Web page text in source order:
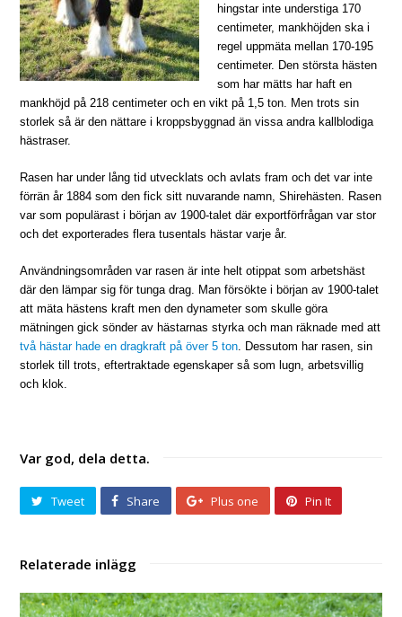
hingstar inte understiga 170
centimeter, mankhöjden ska i
regel uppmäta mellan 170-195
centimeter. Den största hästen
som har mätts har haft en
mankhöjd på 218 centimeter och en vikt på 1,5 ton. Men trots sin
storlek så är den nättare i kroppsbyggnad än vissa andra kallblodiga
hästraser.
Rasen har under lång tid utvecklats och avlats fram och det var inte
förrän år 1884 som den fick sitt nuvarande namn, Shirehästen. Rasen
var som populärast i början av 1900-talet där exportförfrågan var stor
och det exporterades flera tusentals hästar varje år.
Användningsområden var rasen är inte helt otippat som arbetshäst
där den lämpar sig för tunga drag. Man försökte i början av 1900-talet
att mäta hästens kraft men den dynameter som skulle göra
mätningen gick sönder av hästarnas styrka och man räknade med att
två hästar hade en dragkraft på över 5 ton . Dessutom har rasen, sin
storlek till trots, eftertraktade egenskaper så som lugn, arbetsvillig
och klok.
Var god, dela detta.
Tweet Share Plus one Pin It